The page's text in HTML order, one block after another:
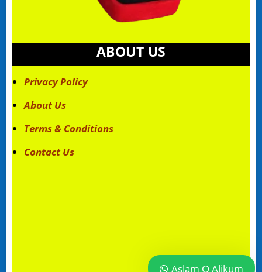
ABOUT US
Privacy Policy
About Us
Terms & Conditions
Contact Us
Aslam O Alikum